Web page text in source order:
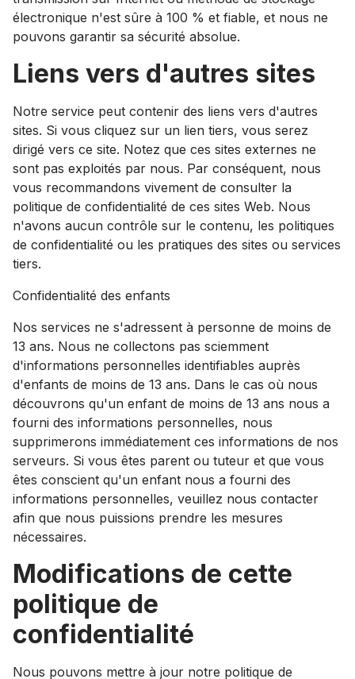
électronique n'est sûre à 100 % et fiable, et nous ne
pouvons garantir sa sécurité absolue.
Liens vers d'autres sites
Notre service peut contenir des liens vers d'autres
sites. Si vous cliquez sur un lien tiers, vous serez
dirigé vers ce site. Notez que ces sites externes ne
sont pas exploités par nous. Par conséquent, nous
vous recommandons vivement de consulter la
politique de confidentialité de ces sites Web. Nous
n'avons aucun contrôle sur le contenu, les politiques
de confidentialité ou les pratiques des sites ou services
tiers.
Confidentialité des enfants
Nos services ne s'adressent à personne de moins de
13 ans. Nous ne collectons pas sciemment
d'informations personnelles identifiables auprès
d'enfants de moins de 13 ans. Dans le cas où nous
découvrons qu'un enfant de moins de 13 ans nous a
fourni des informations personnelles, nous
supprimerons immédiatement ces informations de nos
serveurs. Si vous êtes parent ou tuteur et que vous
êtes conscient qu'un enfant nous a fourni des
informations personnelles, veuillez nous contacter
afin que nous puissions prendre les mesures
nécessaires.
Modifications de cette
politique de
confidentialité
Nous pouvons mettre à jour notre politique de